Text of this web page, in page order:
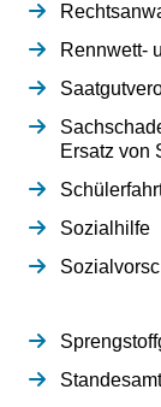
Rennwett-
Ersatz von
Sozialhilfe
Standesamt